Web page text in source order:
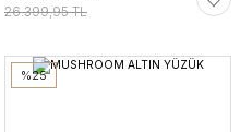
26.399,95 TL
%25